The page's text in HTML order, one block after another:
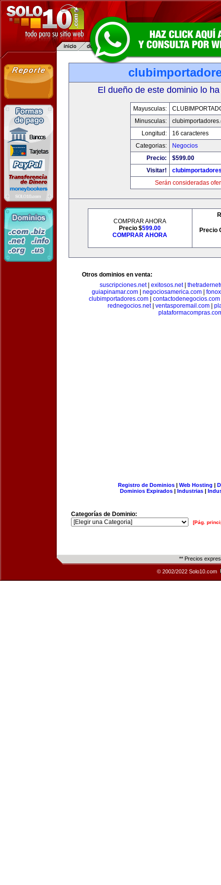
El dueño de este dominio lo
Mayusculas:
Minusculas:
Longitud:
16 caracteres
Categorias:
Negocios
Precio:
$599.00
Visitar!
Serán consideradas
COMPRAR AHORA
Precio $599.00
COMPRAR AHORA
Precio
Otros dominios en venta:
suscripciones.net| exitosos.net|
guiapinamar.com
negociosamerica.com
clubimportadores.com
contactodenegocios.com
rednegocios.net| ventasporemail.com
Registro de Dominios| Web Hosting |
Dominios Expirados | Industrias |
Categorías de Dominio:
[Pág.
** Precios
© 2002/2022 Solo10.com